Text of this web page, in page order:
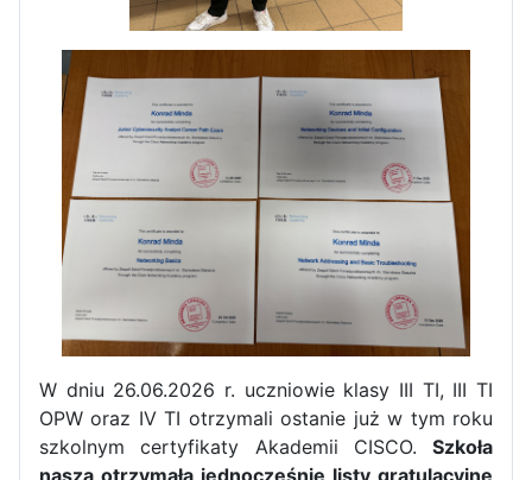
Zakończenie praktyk w
Portugalii
Rozpoczęcie kampanii „Gotowi
na kryzys” w ZSP w Iłży
W dniu 26.06.2026 r. uczniowie klasy III TI, III TI
OPW oraz IV TI otrzymali ostanie już w tym roku
szkolnym certyfikaty Akademii CISCO. Szkoła